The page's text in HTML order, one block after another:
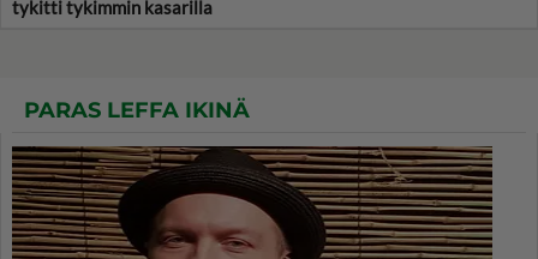
tykitti tykimmin kasarilla
PARAS LEFFA IKINÄ